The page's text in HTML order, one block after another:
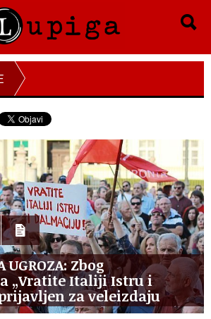
UGROZA: Zbog
„Vratite Italiji Istru i
za veleizdaju